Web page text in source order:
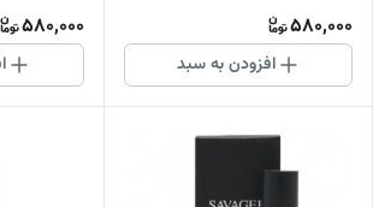
580,000
افزودن به سبد
580,000